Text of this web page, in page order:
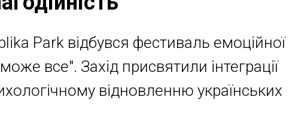
Park відбувся фестиваль емоційної
все". Захід присвятили інтеграції
відновленню українських